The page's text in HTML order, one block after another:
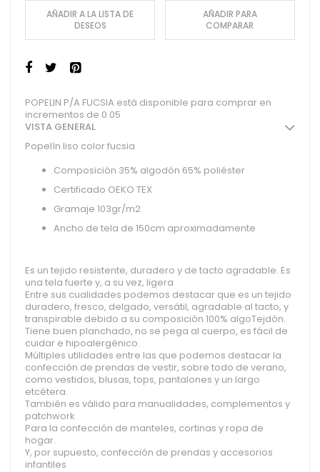
AÑADIR A LA LISTA DE
DESEOS
AÑADIR PARA
COMPARAR
POPELIN P/A FUCSIA está disponible para comprar en
incrementos de 0.05
VISTA GENERAL
Popelín liso color fucsia
Composición 35% algodón 65% poliéster
Certificado OEKO TEX
Gramaje 103gr/m2
Ancho de tela de 150cm aproximadamente
Es un tejido resistente, duradero y de tacto agradable. Es
una tela fuerte y, a su vez, ligera
Entre sus cualidades podemos destacar que es un tejido
duradero, fresco, delgado, versátil, agradable al tacto, y
transpirable debido a su composición 100% algoTejdón.
Tiene buen planchado, no se pega al cuerpo, es fácil de
cuidar e hipoalergénico.
Múltiples utilidades entre las que podemos destacar la
confección de prendas de vestir, sobre todo de verano,
como vestidos, blusas, tops, pantalones y un largo
etcétera.
También es válido para manualidades, complementos y
patchwork
Para la confección de manteles, cortinas y ropa de
hogar.
Y, por supuesto, confección de prendas y accesorios
infantiles